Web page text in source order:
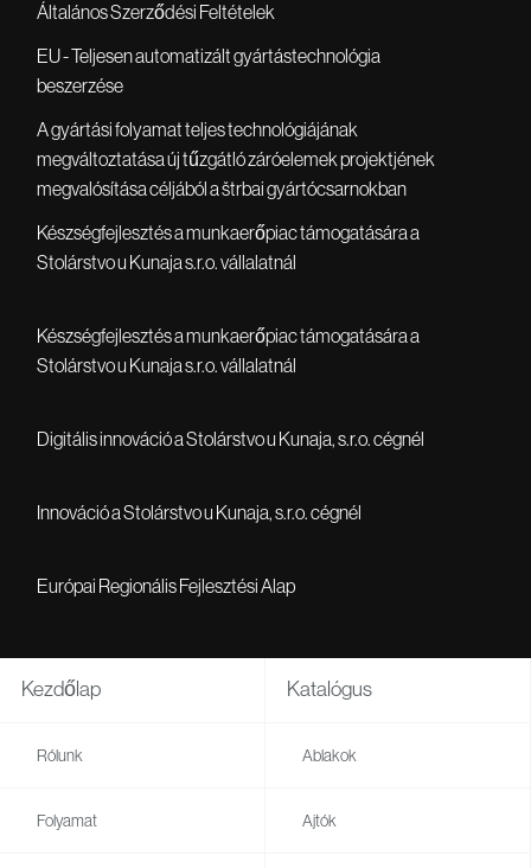
Általános Szerződési Feltételek
EU - Teljesen automatizált gyártástechnológia
beszerzése
A gyártási folyamat teljes technológiájának
megváltoztatása új tűzgátló záróelemek projektjének
megvalósítása céljából a štrbai gyártócsarnokban
Készségfejlesztés a munkaerőpiac támogatására a
Stolárstvo u Kunaja s.r.o. vállalatnál
Készségfejlesztés a munkaerőpiac támogatására a
Stolárstvo u Kunaja s.r.o. vállalatnál
Digitális innováció a Stolárstvo u Kunaja, s.r.o. cégnél
Innováció a Stolárstvo u Kunaja, s.r.o. cégnél
Európai Regionális Fejlesztési Alap
Kezdőlap
Rólunk
Folyamat
Katalógus
Ablakok
Ajtók